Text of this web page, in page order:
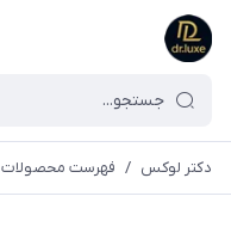
دکتر لوکس / فهرست محصولات